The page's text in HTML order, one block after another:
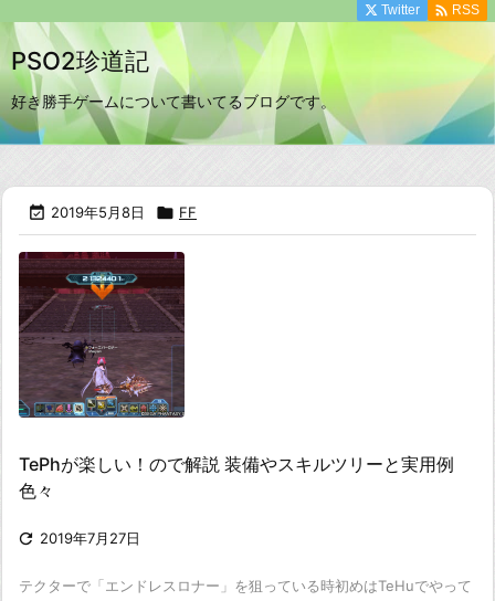
PSO2珍道記
好き勝手ゲームについて書いてるブログです。
Twitter  RSS
 2019年5月8日  FF
TePhが楽しい！ので解説 装備やスキルツリーと実用例
色々
 2019年7月27日
テクターで「エンドレスロナー」を狙っている時初めはTeHuでやって